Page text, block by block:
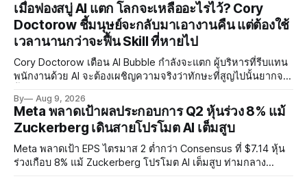
เมื่อฟองสบู่ AI แตก โลกจะเหลืออะไรไว้? Cory
Doctorow ชี้มนุษย์จะกลับมาเอางานคืน แต่ต้องใช้
เวลานานกว่าจะฟื้น Skill ที่หายไป
Cory Doctorow เตือน AI Bubble กำลังจะแตก ผู้บริหารที่รีบแทน
พนักงานด้วย AI จะต้องเผชิญความจริงว่าทักษะที่สูญไปนั้นยากจะ
Source แทน
By Aug 9, 2026
Meta พลาดเป้าผลประกอบการ Q2 หุ้นร่วง 8% แม้
Zuckerberg เดินสายโปรโมต AI เต็มสูบ
Meta พลาดเป้า EPS ไตรมาส 2 ต่ำกว่า Consensus ที่ $7.14 หุ้น
ร่วงเกือบ 8% แม้ Zuckerberg โปรโมต AI เต็มสูบ ท่ามกลาง